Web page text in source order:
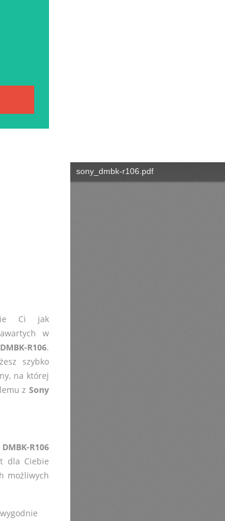
Ci jak
w
R106.
szybko
na której
zSony
R106
dla Ciebie
możliwych